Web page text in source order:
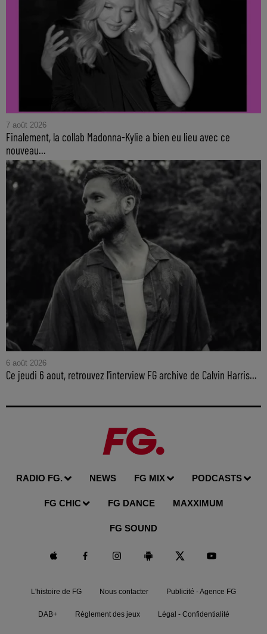
7 août 2026
Finalement, la collab Madonna-Kylie a bien eu lieu avec ce
nouveau...
6 août 2026
Ce jeudi 6 aout, retrouvez l'interview FG archive de Calvin Harris...
RADIO FG. NEWS FG MIX PODCASTS
FG CHIC FG DANCE MAXXIMUM
FG SOUND
L'histoire de FG Nous contacter Publicité - Agence FG
DAB+ Règlement des jeux Légal - Confidentialité